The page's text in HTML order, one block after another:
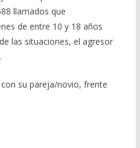
llamados que
de entre 10 y 18 años
las situaciones, el agresor
su pareja/novio, frente